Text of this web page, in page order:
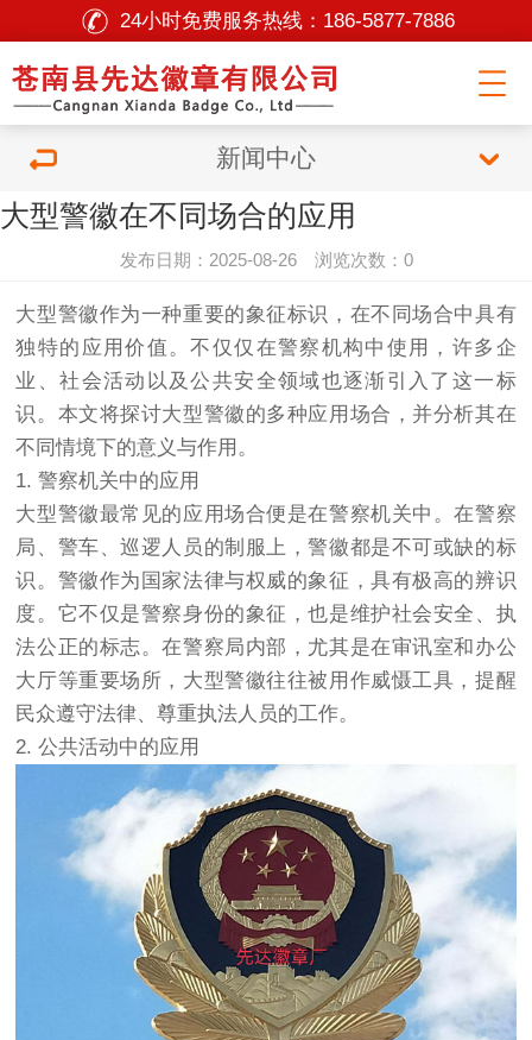
24小时免费服务热线： 186-5877-7886
新闻中心
大型警徽在不同场合的应用
发布日期：2025-08-26 浏览次数：0
大型警徽作为一种重要的象征标识，在不同场合中具有
独特的应用价值。不仅仅在警察机构中使用，许多企
业、社会活动以及公共安全领域也逐渐引入了这一标
识。本文将探讨大型警徽的多种应用场合，并分析其在
不同情境下的意义与作用。
1. 警察机关中的应用
大型警徽最常见的应用场合便是在警察机关中。在警察
局、警车、巡逻人员的制服上，警徽都是不可或缺的标
识。警徽作为国家法律与权威的象征，具有极高的辨识
度。它不仅是警察身份的象征，也是维护社会安全、执
法公正的标志。在警察局内部，尤其是在审讯室和办公
大厅等重要场所，大型警徽往往被用作威慑工具，提醒
民众遵守法律、尊重执法人员的工作。
2. 公共活动中的应用